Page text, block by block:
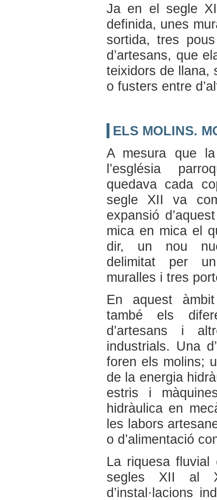
Ja en el segle
definida, unes
sortida, tres
d’artesans, que
teixidors de llana,
o fusters entre
ELS MOLINS.
A mesura que
l’església
quedava cada
segle XII va
expansió
mica en mica el
dir, un nou
delimitat per
muralles i tres
En aquest
també els
d’artesans i
industrials. Una
foren els molins;
de la energia
estris i
hidràulica en
les labors
o d’alimentació
La riquesa
segles XII al
d’instal·lacions